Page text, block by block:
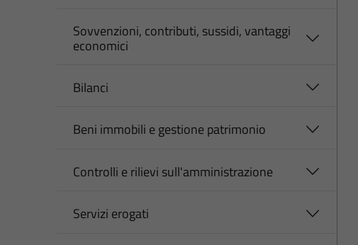
Sovvenzioni, contributi, sussidi, vantaggi
economici
Bilanci
Beni immobili e gestione patrimonio
Controlli e rilievi sull'amministrazione
Servizi erogati